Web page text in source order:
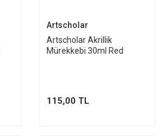
Artscholar
Artscholar Akrillik
Mürekkebi 30ml Red
115,00 TL